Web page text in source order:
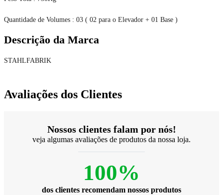
Quantidade de Volumes : 03 ( 02 para o Elevador + 01 Base )
Descrição da Marca
STAHLFABRIK
Avaliações dos Clientes
Nossos clientes falam por nós!
veja algumas avaliações de produtos da nossa loja.
100%
dos clientes recomendam nossos produtos